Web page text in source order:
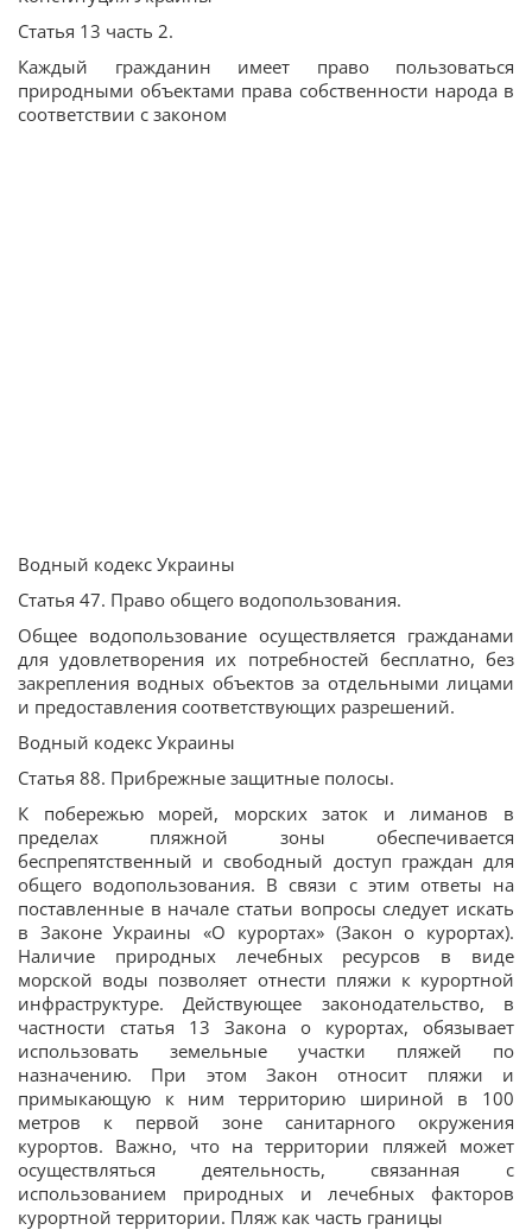
Статья 13 часть 2.
Каждый гражданин имеет право пользоваться
природными объектами права собственности народа в
соответствии с законом
Водный кодекс Украины
Статья 47. Право общего водопользования.
Общее водопользование осуществляется гражданами
для удовлетворения их потребностей бесплатно, без
закрепления водных объектов за отдельными лицами
и предоставления соответствующих разрешений.
Водный кодекс Украины
Статья 88. Прибрежные защитные полосы.
К побережью морей, морских заток и лиманов в
пределах пляжной зоны обеспечивается
беспрепятственный и свободный доступ граждан для
общего водопользования. В связи с этим ответы на
поставленные в начале статьи вопросы следует искать
в Законе Украины «О курортах» (Закон о курортах).
Наличие природных лечебных ресурсов в виде
морской воды позволяет отнести пляжи к курортной
инфраструктуре. Действующее законодательство, в
частности статья 13 Закона о курортах, обязывает
использовать земельные участки пляжей по
назначению. При этом Закон относит пляжи и
примыкающую к ним территорию шириной в 100
метров к первой зоне санитарного окружения
курортов. Важно, что на территории пляжей может
осуществляться деятельность, связанная с
использованием природных и лечебных факторов
курортной территории. Пляж как часть границы